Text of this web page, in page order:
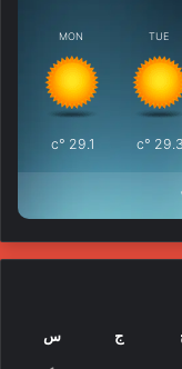
MON
29.1
°c
TUE
29.3
°c
ج س